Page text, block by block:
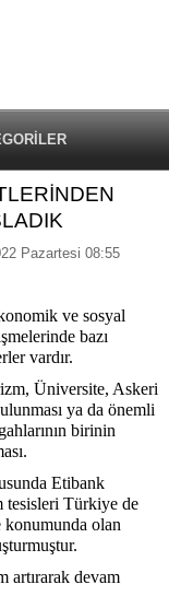
Pazartesi 08:55
ve sosyal
bazı
vardır.
Üniversite, Askeri
ya da önemli
birinin
Etibank
tesisleri Türkiye de
konumunda olan
artırarak devam